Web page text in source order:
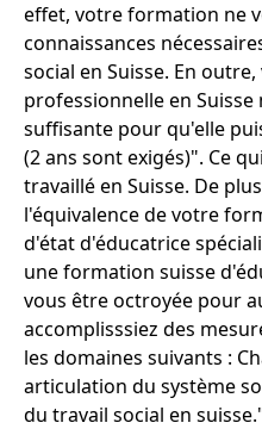
effet, votre formation ne
connaissances
social en Suisse. En
professionnelle en
suffisante pour qu'elle
(2 ans sont exigés)". Ce
travaillé en Suisse. De
l'équivalence de votre
d'état d'éducatrice
une formation suisse
vous être octroyée pour
accomplisssiez des
les domaines suivants :
articulation du système
du travail social en